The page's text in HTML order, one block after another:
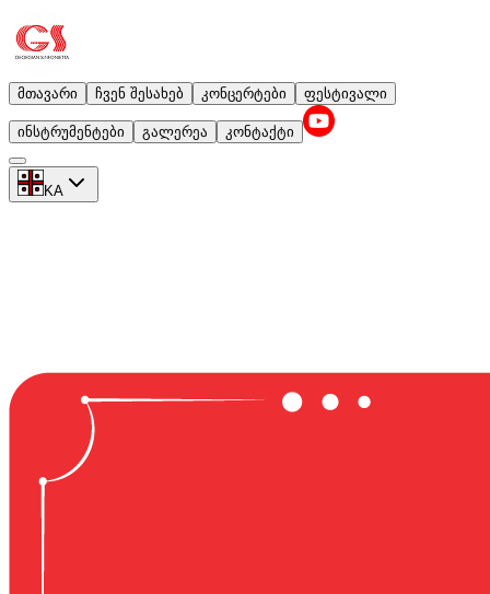
მთავარი ჩვენ შესახებ კონცერტები ფესტივალი
ინსტრუმენტები გალერეა კონტაქტი
KA